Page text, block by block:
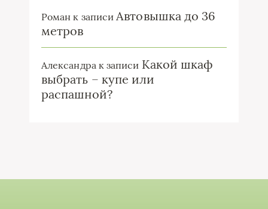
Роман к записиАвтовышка до 36
метров
Александрак записи Какой шкаф
выбрать – купе или
распашной?